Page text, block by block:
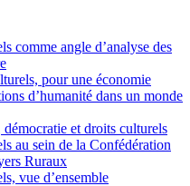
comme angle d’analyse des
pour une économie
d’humanité dans un monde
et droits culturels
au sein de la Confédération
Ruraux
vue d’ensemble